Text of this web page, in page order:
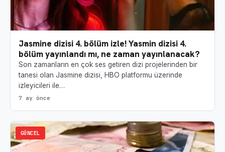
Jasmine dizisi 4. bölüm izle! Yasmin dizisi 4.
bölüm yayınlandı mı, ne zaman yayınlanacak?
Son zamanların en çok ses getiren dizi projelerinden bir
tanesi olan Jasmine dizisi, HBO platformu üzerinde
izleyicileri ile…
7 ay önce
GÜNCEL